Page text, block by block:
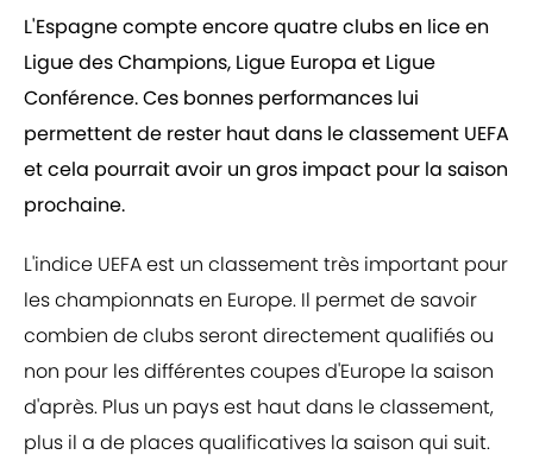
L'Espagne compte encore quatre clubs en lice en
Ligue des Champions, Ligue Europa et Ligue
Conférence. Ces bonnes performances lui
permettent de rester haut dans le classement UEFA
et cela pourrait avoir un gros impact pour la saison
prochaine.
L'indice UEFA est un classement très important pour
les championnats en Europe. Il permet de savoir
combien de clubs seront directement qualifiés ou
non pour les différentes coupes d'Europe la saison
d'après. Plus un pays est haut dans le classement,
plus il a de places qualificatives la saison qui suit.